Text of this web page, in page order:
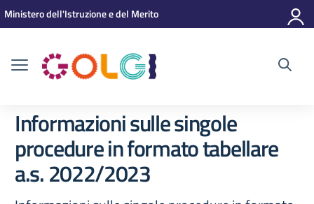
Vai ai contenuti
Vai al menu di navigazione
Vai al footer
Ministero dell'Istruzione e del Merito
Informazioni sulle singole
procedure in formato tabellare
a.s. 2022/2023